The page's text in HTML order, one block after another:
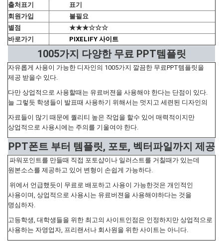
출처표기
표기
회원가입
불필요
별점
★★★☆☆☆
바로가기
PIXELIFY 사이트
1005가지 다양한 무료 PPT템플릿
자유롭게 사용이 가능한 디자인의 1005가지 깔끔한 무료PPT템플릿을
제공 받을수 있다.
다만 상업적으로 사용할때는 유료버젼을 사용해야 한다는 단점이 있다.
늘 그렇듯 학생들이 발표때 사용하기 위해서는 멋지고 세련된 디자인의
자료들이 많기 때문에 퀄리티 높은 작업을 할수 있어 매력적이지만
상업적으로 사용시에는 주의를 기울여야 한다.
PPT폰트 부터 템플릿, 포토, 벡터파일까지 제공
파워포인트를 만들때 직접 포토샵이나 일러스트를 거칠때가 있는데
원본소스를 제공하고 있어 변형이 손쉽게 가능하다.
위에서 언급했듯이 무료로 배포하고 사용이 가능한것은 개인적인
사용이며, 상업적으로 사용시는 유료버젼을 사용해야하다는 것을
명심하자.
고등학생, 대학생들을 위한 최고의 사이트인점은 인정하지만 상업적으로
사용하는 자영업자, 프리랜서나 회사원을 위한 사이트는 아니다.